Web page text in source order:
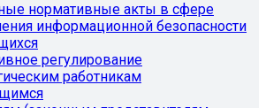
нормативные акты в сфере
информационной безопасности
регулирование
работникам